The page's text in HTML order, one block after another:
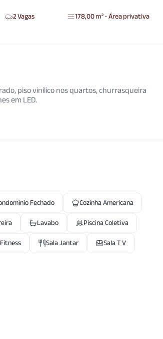
2 Vagas 178,00 m² - Área privativa
piso vinílico nos quartos, churrasqueira
em LED.
Fechado
Cozinha Americana
Lavabo
Piscina Coletiva
Sala Jantar
Sala T V